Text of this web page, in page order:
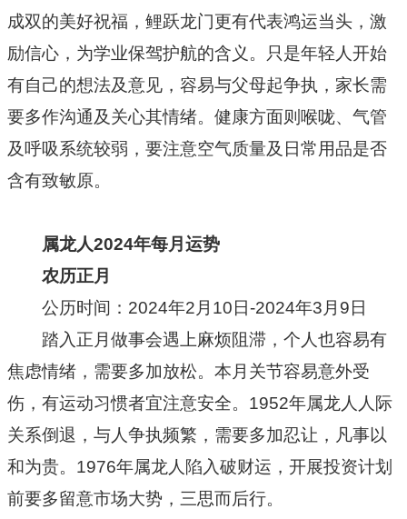
成双的美好祝福，鲤跃龙门更有代表鸿运当头，激
励信心，为学业保驾护航的含义。只是年轻人开始
有自己的想法及意见，容易与父母起争执，家长需
要多作沟通及关心其情绪。健康方面则喉咙、气管
及呼吸系统较弱，要注意空气质量及日常用品是否
含有致敏原。
属龙人2024年每月运势
农历正月
公历时间：2024年2月10日-2024年3月9日
踏入正月做事会遇上麻烦阻滞，个人也容易有
焦虑情绪，需要多加放松。本月关节容易意外受
伤，有运动习惯者宜注意安全。1952年属龙人人际
关系倒退，与人争执频繁，需要多加忍让，凡事以
和为贵。1976年属龙人陷入破财运，开展投资计划
前要多留意市场大势，三思而后行。